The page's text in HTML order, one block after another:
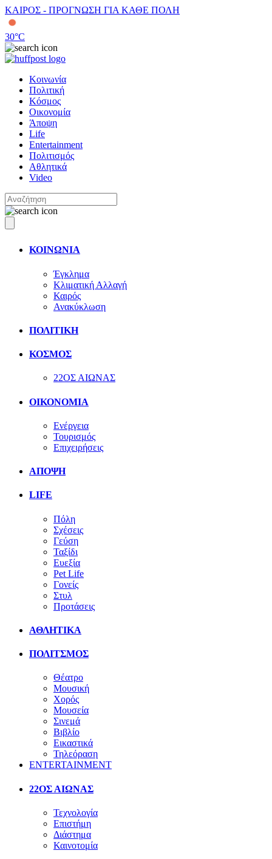
ΚΑΙΡΟΣ - ΠΡΟΓΝΩΣΗ ΓΙΑ ΚΑΘΕ ΠΟΛΗ
30°C
Κοινωνία
Πολιτική
Κόσμος
Οικονομία
Άποψη
Life
Entertainment
Πολιτισμός
Αθλητικά
Video
ΚΟΙΝΩΝΙΑ
Έγκλημα
Κλιματική Αλλαγή
Καιρός
Ανακύκλωση
ΠΟΛΙΤΙΚΗ
ΚΟΣΜΟΣ
22ΟΣ ΑΙΩΝΑΣ
ΟΙΚΟΝΟΜΙΑ
Ενέργεια
Τουρισμός
Επιχειρήσεις
ΑΠΟΨΗ
LIFE
Πόλη
Σχέσεις
Γεύση
Ταξίδι
Ευεξία
Pet Life
Γονείς
Στυλ
Προτάσεις
ΑΘΛΗΤΙΚΑ
ΠΟΛΙΤΣΜΟΣ
Θέατρο
Μουσική
Χορός
Μουσεία
Σινεμά
Βιβλίο
Εικαστικά
Τηλεόραση
ENTERTAINMENT
22ΟΣ ΑΙΩΝΑΣ
Τεχνολογία
Επιστήμη
Διάστημα
Καινοτομία